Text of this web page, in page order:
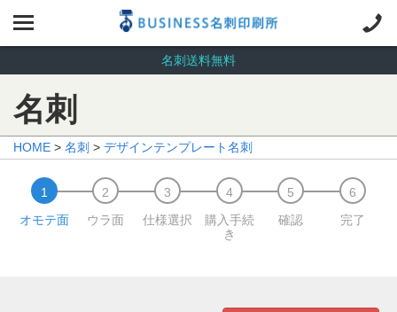
名刺送料無料
名刺
HOME > 名刺 > デザインテンプレート名刺
オモテ面 ウラ面 仕様選択
購入手続
き
確認 完了